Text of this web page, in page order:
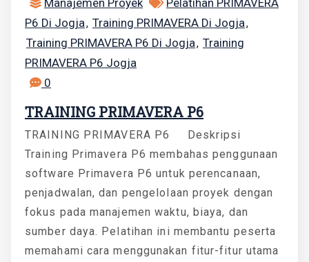
P6 Di Jogja, Training PRIMAVERA Di Jogja,
Training PRIMAVERA P6 Di Jogja, Training
PRIMAVERA P6 Jogja
0
TRAINING PRIMAVERA P6
TRAINING PRIMAVERA P6 Deskripsi
Training Primavera P6 membahas penggunaan
software Primavera P6 untuk perencanaan,
penjadwalan, dan pengelolaan proyek dengan
fokus pada manajemen waktu, biaya, dan
sumber daya. Pelatihan ini membantu peserta
memahami cara menggunakan fitur-fitur utama